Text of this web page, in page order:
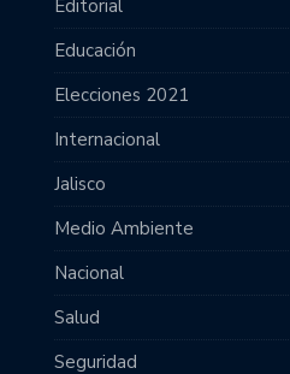
Editorial
Educación
Elecciones 2021
Internacional
Jalisco
Medio Ambiente
Nacional
Salud
Seguridad